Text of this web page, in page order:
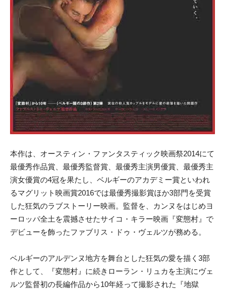
本作は、オースティン・ファンタスティック映画祭2014にて
最優秀作品賞、最優秀監督賞、最優秀主演男優賞、最優秀主
演女優賞の4冠を果たし、ベルギーのアカデミー賞といわれ
るマグリット映画賞2016では最優秀撮影賞ほか3部門を受賞
した狂気のラブストーリー映画。監督を、カンヌをはじめヨ
ーロッパ全土を震撼させたサイコ・キラー映画『変態村』で
デビューを飾ったファブリス・ドゥ・ヴェルツが務める。
ベルギーのアルデンヌ地方を舞台とした狂気の愛を描く3部
作として、『変態村』に続きローラン・リュカを主演にヴェ
ルツ監督初の長編作品から10年経って撮影された『地獄